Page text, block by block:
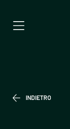
INDIETRO